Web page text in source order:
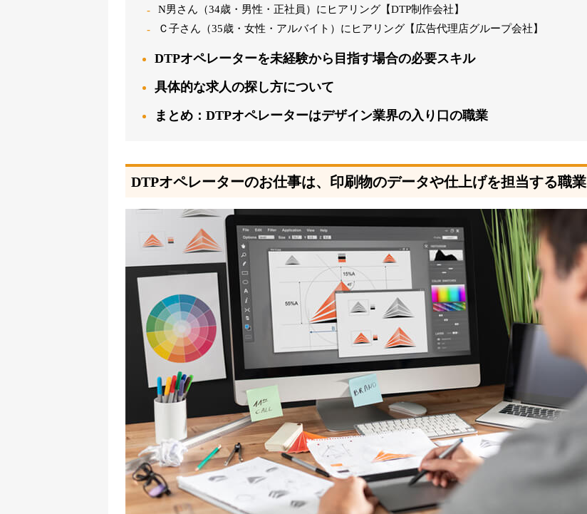
N男さん（34歳・男性・正社員）にヒアリング【DTP制作会社】
Ｃ子さん（35歳・女性・アルバイト）にヒアリング【広告代理店グループ会社】
DTPオペレーターを未経験から目指す場合の必要スキル
具体的な求人の探し方について
まとめ：DTPオペレーターはデザイン業界の入り口の職業
DTPオペレーターのお仕事は、印刷物のデータや仕上げを担当する職業